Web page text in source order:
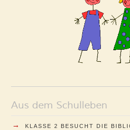
Aus dem Schulleben
→ KLASSE 2 BESUCHT DIE